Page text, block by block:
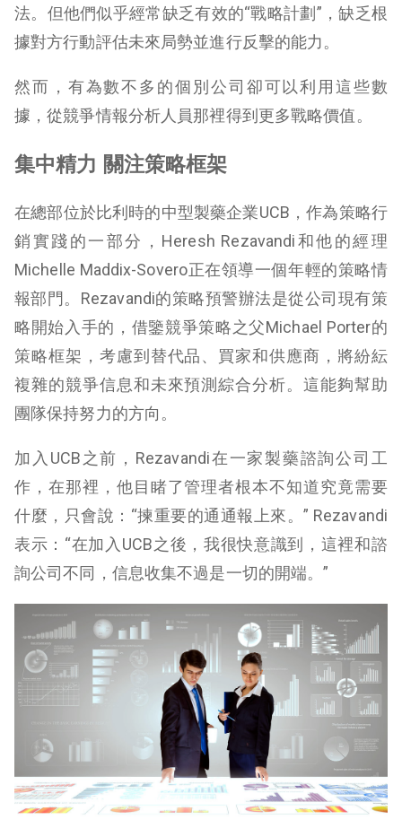
法。但他們似乎經常缺乏有效的“戰略計劃”，缺乏根
據對方行動評估未來局勢並進行反擊的能力。
然而，有為數不多的個別公司卻可以利用這些數
據，從競爭情報分析人員那裡得到更多戰略價值。
集中精力 關注策略框架
在總部位於比利時的中型製藥企業UCB，作為策略行
銷實踐的一部分，Heresh Rezavandi和他的經理
Michelle Maddix-Sovero正在領導一個年輕的策略情
報部門。Rezavandi的策略預警辦法是從公司現有策
略開始入手的，借鑒競爭策略之父Michael Porter的
策略框架，考慮到替代品、買家和供應商，將紛紜
複雜的競爭信息和未來預測綜合分析。這能夠幫助
團隊保持努力的方向。
加入UCB之前，Rezavandi在一家製藥諮詢公司工
作，在那裡，他目睹了管理者根本不知道究竟需要
什麼，只會說：“揀重要的通通報上來。” Rezavandi
表示：“在加入UCB之後，我很快意識到，這裡和諮
詢公司不同，信息收集不過是一切的開端。”